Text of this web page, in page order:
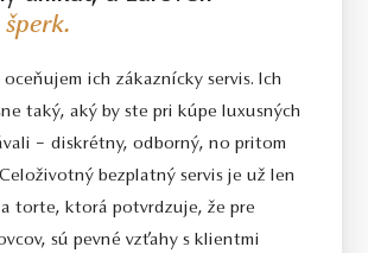
šperk.
ich zákaznícky servis. Ich
taký, aký by ste pri kúpe luxusných
– diskrétny, odborný, no pritom
bezplatný servis je už len
torte, ktorá potvrdzuje, že pre
sú pevné vzťahy s klientmi